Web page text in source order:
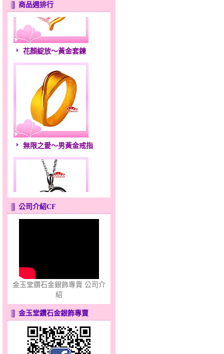
商品週排行
花顏綻放～黃金套鍊
無限之愛～男黃金戒指
只愛你～男黃金戒指
公司介紹CF
金玉堂鑽石金銀飾專賣 公司介
紹
金玉堂鑽石金銀飾專賣